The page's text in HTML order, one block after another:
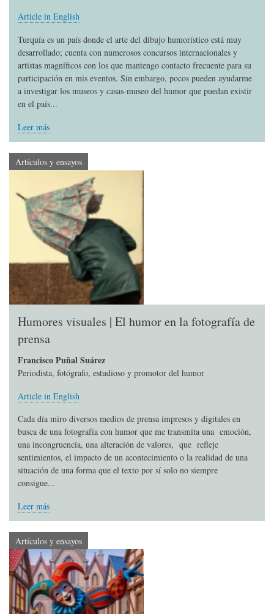
Article in English
Turquía es un país donde el arte del dibujo humorístico está muy
desarrollado; cuenta con numerosos concursos internacionales y
artistas magníficos con los que mantengo contacto frecuente para su
participación en mis eventos. Sin embargo, pocos pueden ayudarme
a investigar los museos y casas-museo del humor que puedan existir
en el país...
Leer más
Artículos y ensayos
Humores visuales | El humor en la fotografía de
prensa
Francisco Puñal Suárez
Periodista, fotógrafo, estudioso y promotor del humor
Article in English
Cada día miro diversos medios de prensa impresos y digitales en
busca de una fotografía con humor que me transmita una emoción,
una incongruencia, una alteración de valores, que refleje
sentimientos, el impacto de un acontecimiento o la realidad de una
situación de una forma que el texto por sí solo no siempre
consigue...
Leer más
Artículos y ensayos